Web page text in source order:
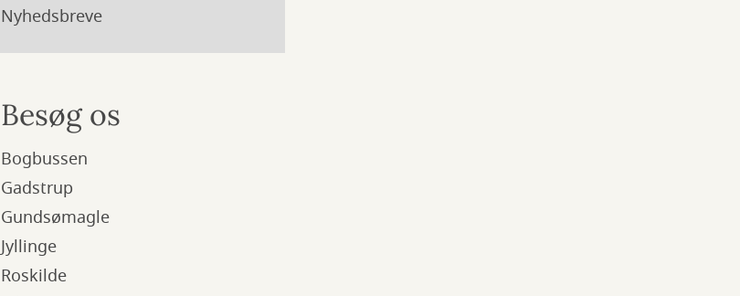
Nyhedsbreve
Besøg os
Bogbussen
Gadstrup
Gundsømagle
Jyllinge
Roskilde